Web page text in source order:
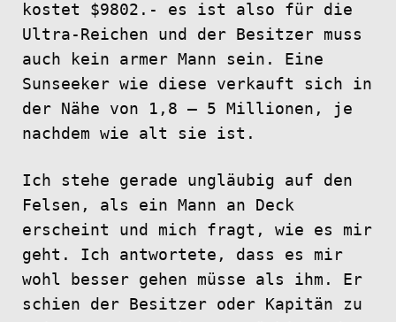
kostet $9802.- es ist also für die
Ultra-Reichen und der Besitzer muss
auch kein armer Mann sein. Eine
Sunseeker wie diese verkauft sich in
der Nähe von 1,8 – 5 Millionen, je
nachdem wie alt sie ist.
Ich stehe gerade ungläubig auf den
Felsen, als ein Mann an Deck
erscheint und mich fragt, wie es mir
geht. Ich antwortete, dass es mir
wohl besser gehen müsse als ihm. Er
schien der Besitzer oder Kapitän zu